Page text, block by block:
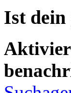
Ist dein